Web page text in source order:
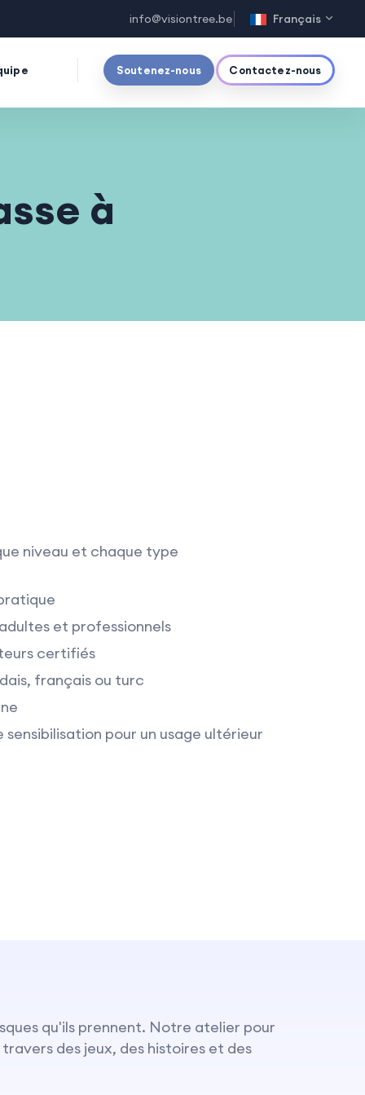
info@visiontree.be Français
Soutenez-nous Contactez-nous
à
niveau et chaque type
et professionnels
certifiés
français ou turc
sensibilisation pour un usage ultérieur
qu'ils prennent. Notre atelier pour
des jeux, des histoires et des